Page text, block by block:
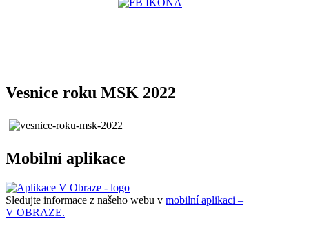
Vesnice roku MSK 2022
Mobilní aplikace
Sledujte informace z našeho webu v mobilní aplikaci –
V OBRAZE.